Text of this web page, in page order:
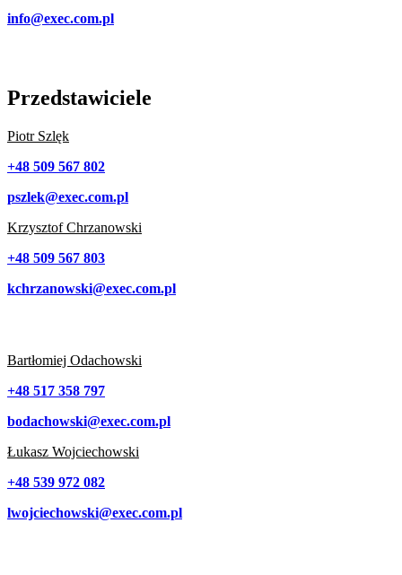
info@exec.com.pl
Przedstawiciele
Piotr Szlęk
+48 509 567 802
pszlek@exec.com.pl
Krzysztof Chrzanowski
+48 509 567 803
kchrzanowski@exec.com.pl
Bartłomiej Odachowski
+48 517 358 797
bodachowski@exec.com.pl
Łukasz Wojciechowski
+48 539 972 082
lwojciechowski@exec.com.pl